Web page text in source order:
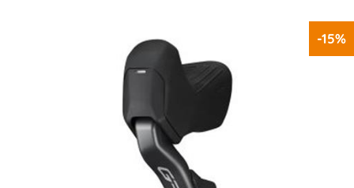
-15%